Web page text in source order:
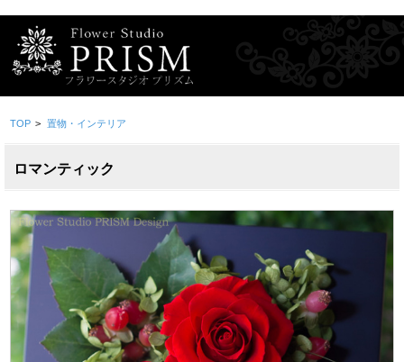
TOP > 置物・インテリア
ロマンティック